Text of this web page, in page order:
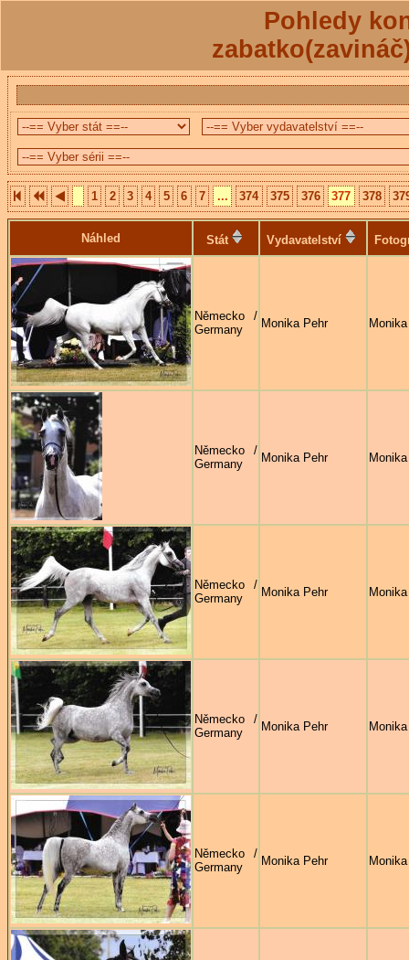
Pohledy
1 2 3 4 5 6 7 ... 374 375 376 377 378
Náhled Stát Vydavatelství
Německo /
Germany
Monika Pehr
Německo /
Germany
Monika Pehr
Německo /
Germany
Monika Pehr
Německo /
Germany
Monika Pehr
Německo /
Germany
Monika Pehr